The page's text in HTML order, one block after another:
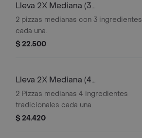
Lleva 2X Mediana (3
Ingredientes)
2 pizzas medianas con 3 ingredientes
cada una.
$ 22.500
Lleva 2X Mediana (4
Ingredientes)
2 Pizzas medianas 4 ingredientes
tradicionales cada una.
$ 24.420